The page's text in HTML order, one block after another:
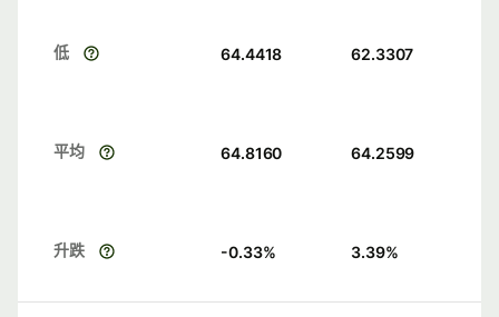
低 64.4418 62.3307
平均 64.8160 64.2599
升跌 -0.33% 3.39%